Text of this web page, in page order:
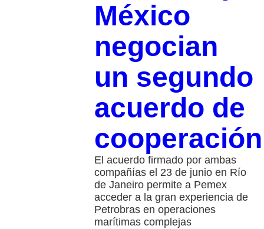
México
negocian
un segundo
acuerdo de
cooperación
El acuerdo firmado por ambas
compañías el 23 de junio en Río
de Janeiro permite a Pemex
acceder a la gran experiencia de
Petrobras en operaciones
marítimas complejas